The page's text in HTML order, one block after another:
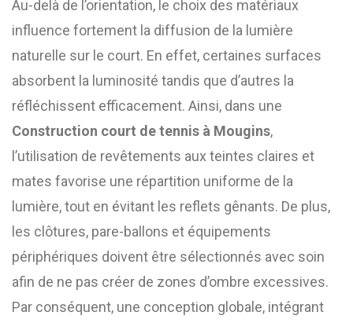
Au-delà de l’orientation, le choix des matériaux
influence fortement la diffusion de la lumière
naturelle sur le court. En effet, certaines surfaces
absorbent la luminosité tandis que d’autres la
réfléchissent efficacement. Ainsi, dans une
Construction court de tennis à Mougins,
l’utilisation de revêtements aux teintes claires et
mates favorise une répartition uniforme de la
lumière, tout en évitant les reflets gênants. De plus,
les clôtures, pare-ballons et équipements
périphériques doivent être sélectionnés avec soin
afin de ne pas créer de zones d’ombre excessives.
Par conséquent, une conception globale, intégrant